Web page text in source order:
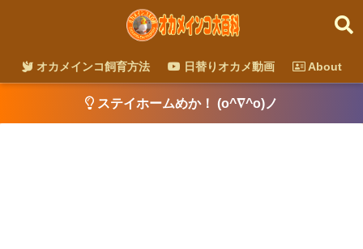
オカメインコ飼育方法 日替りオカメ動画 About
ステイホームめか！ (o^∇^o)ノ